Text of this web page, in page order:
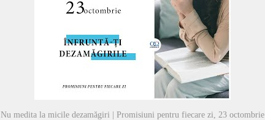
Nu medita la micile dezamăgiri | Promisiuni pentru fiecare zi, 23 octombrie